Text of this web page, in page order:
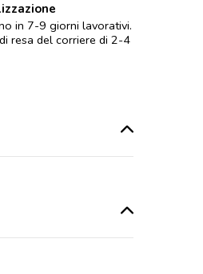
in 7-9 giorni lavorativi.
resa del corriere di 2-4